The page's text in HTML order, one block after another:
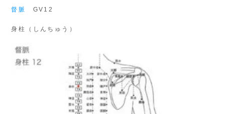
督脈 GV12
身柱（しんちゅう）